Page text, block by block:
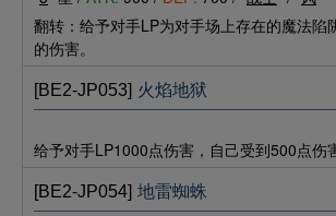
翻转：给予对手LP为对手场上存在的魔法陷
的伤害。
[BE2-JP053] 火焰地狱
给予对手LP1000点伤害，自己受到500点伤
[BE2-JP054] 地雷蜘蛛